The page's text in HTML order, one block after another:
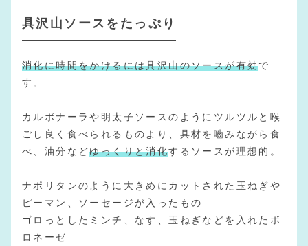
具沢山ソースをたっぷり
消化に時間をかけるには具沢山のソースが有効で
す。
カルボナーラや明太子ソースのようにツルツルと喉
ごし良く食べられるものより、具材を嚙みながら食
べ、油分などゆっくりと消化するソースが理想的。
ナポリタンのように大きめにカットされた玉ねぎや
ピーマン、ソーセージが入ったもの
ゴロっとしたミンチ、なす、玉ねぎなどを入れたボ
ロネーゼ